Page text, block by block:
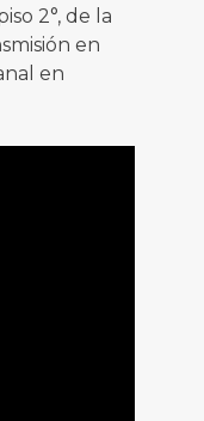
2°, de la
en
en